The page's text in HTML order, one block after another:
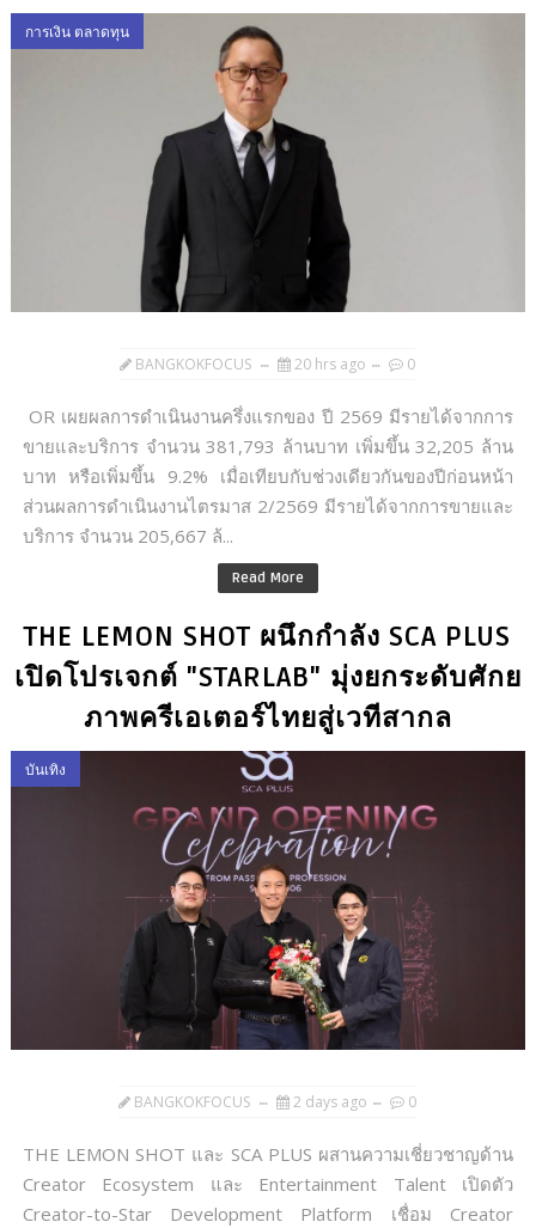
การเงิน ตลาดทุน
BANGKOKFOCUS 20 hrs ago 0
OR เผยผลการดำเนินงานครึ่งแรกของ ปี 2569 มีรายได้จากการ
ขายและบริการ จำนวน 381,793 ล้านบาท เพิ่มขึ้น 32,205 ล้าน
บาท หรือเพิ่มขึ้น 9.2% เมื่อเทียบกับช่วงเดียวกันของปีก่อนหน้า
ส่วนผลการดำเนินงานไตรมาส 2/2569 มีรายได้จากการขายและ
บริการ จำนวน 205,667 ล้...
Read More
THE LEMON SHOT ผนึกกำลัง SCA PLUS
เปิดโปรเจกต์ "STARLAB" มุ่งยกระดับศักย
ภาพครีเอเตอร์ไทยสู่เวทีสากล
บันเทิง
BANGKOKFOCUS 2 days ago 0
THE LEMON SHOT และ SCA PLUS ผสานความเชี่ยวชาญด้าน
Creator Ecosystem และ Entertainment Talent เปิดตัว
Creator-to-Star Development Platform เชื่อม Creator